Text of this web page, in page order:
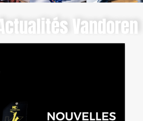
Actualités Vandoren